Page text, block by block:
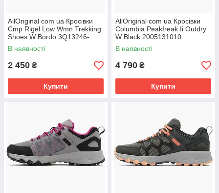
AllOriginal com ua Кросівки
Cmp Rigel Low Wmn Trekking
Shoes W Bordo 3Q13246-
H910 РОЗМІРИ ЗАПИТУЙТЕ
В наявності
2 450 ₴
Купити
AllOriginal com ua Кросівки
Columbia Peakfreak Ii Outdry
W Black 2005131010
РОЗМІРИ ЗАПИТУЙТЕ
В наявності
4 790 ₴
Купити